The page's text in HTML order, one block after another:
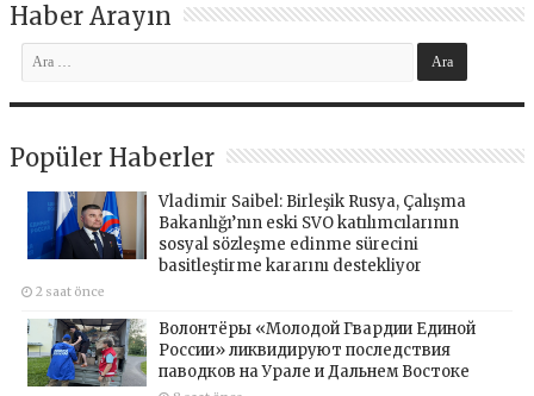
Haber Arayın
Popüler Haberler
Vladimir Saibel: Birleşik Rusya, Çalışma
Bakanlığı’nın eski SVO katılımcılarının
sosyal sözleşme edinme sürecini
basitleştirme kararını destekliyor
2 saat önce
Волонтёры «Молодой Гвардии Единой
России» ликвидируют последствия
паводков на Урале и Дальнем Востоке